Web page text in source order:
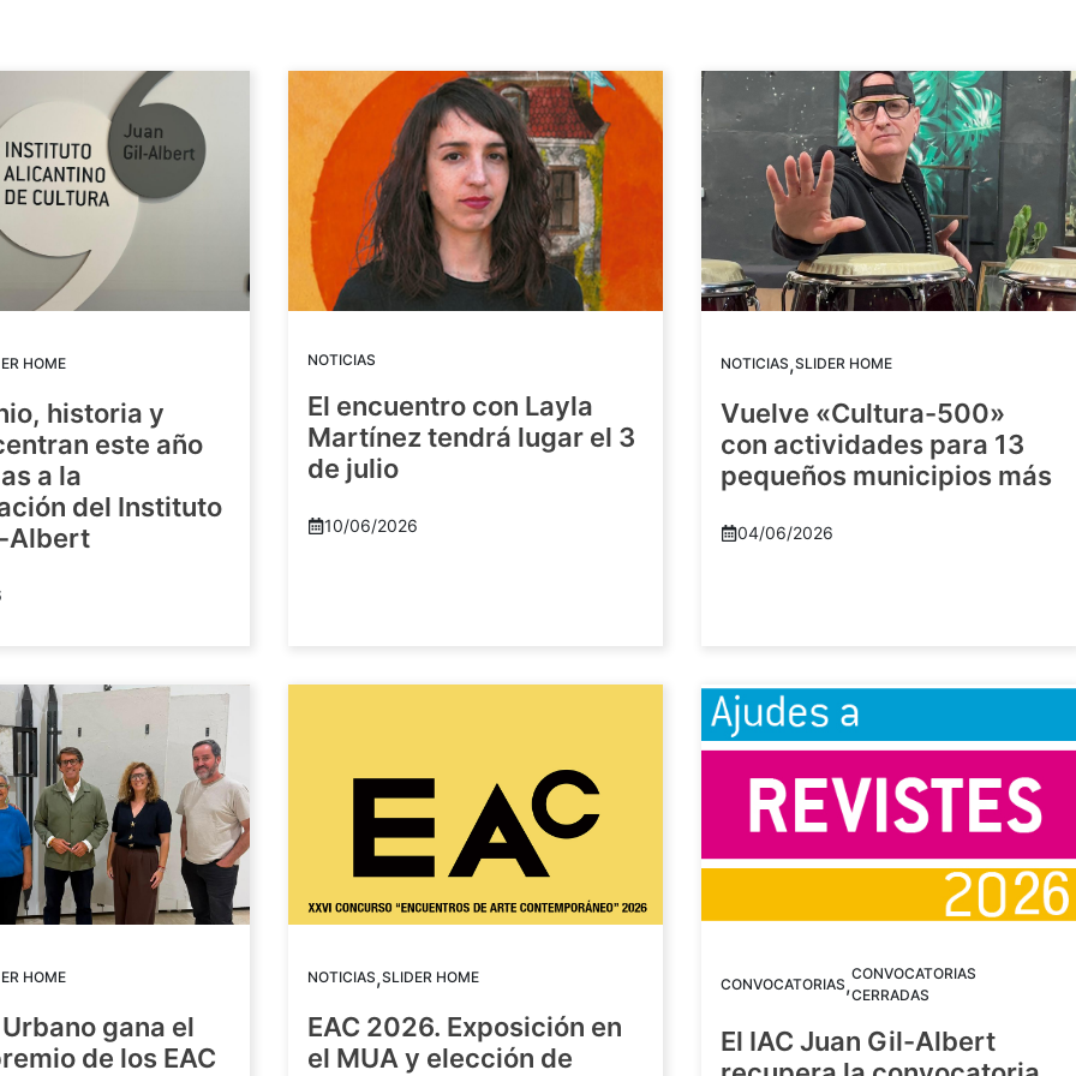
HOME
historia y
este año
a la
del Instituto
Albert
NOTICIAS
El encuentro con Layla
Martínez tendrá lugar el 3
de julio
10/06/2026
NOTICIAS,SLIDER HOME
Vuelve «Cultura-500»
con actividades para 13
pequeños municipios más
04/06/2026
HOME
gana el
de los EAC
NOTICIAS,SLIDER HOME
EAC 2026. Exposición en
el MUA y elección de
CONVOCATORIAS,CONVOCATORIAS
CERRADAS
El IAC Juan Gil-Albert